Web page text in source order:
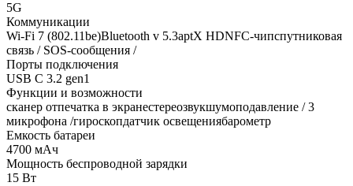
5G
Коммуникации
Wi-Fi 7 (802.11be)Bluetooth v 5.3aptX HDNFC-чипспутниковая
связь / SOS-сообщения /
Порты подключения
USB C 3.2 gen1
Функции и возможности
сканер отпечатка в экранестереозвукшумоподавление / 3
микрофона /гироскопдатчик освещениябарометр
Емкость батареи
4700 мАч
Мощность беспроводной зарядки
15 Вт